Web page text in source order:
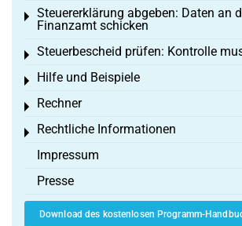
Steuererklärung abgeben: Daten an
Finanzamt schicken
Toggle menu
Steuerbescheid prüfen: Kontrolle
Toggle menu
Hilfe und Beispiele
Toggle menu
Rechner
Toggle menu
Rechtliche Informationen
Toggle menu
Impressum
Presse
Download des kostenlosen Programm-